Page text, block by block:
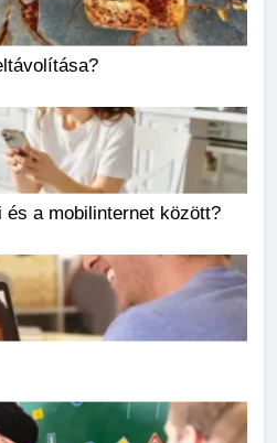
és a mobilinternet között?